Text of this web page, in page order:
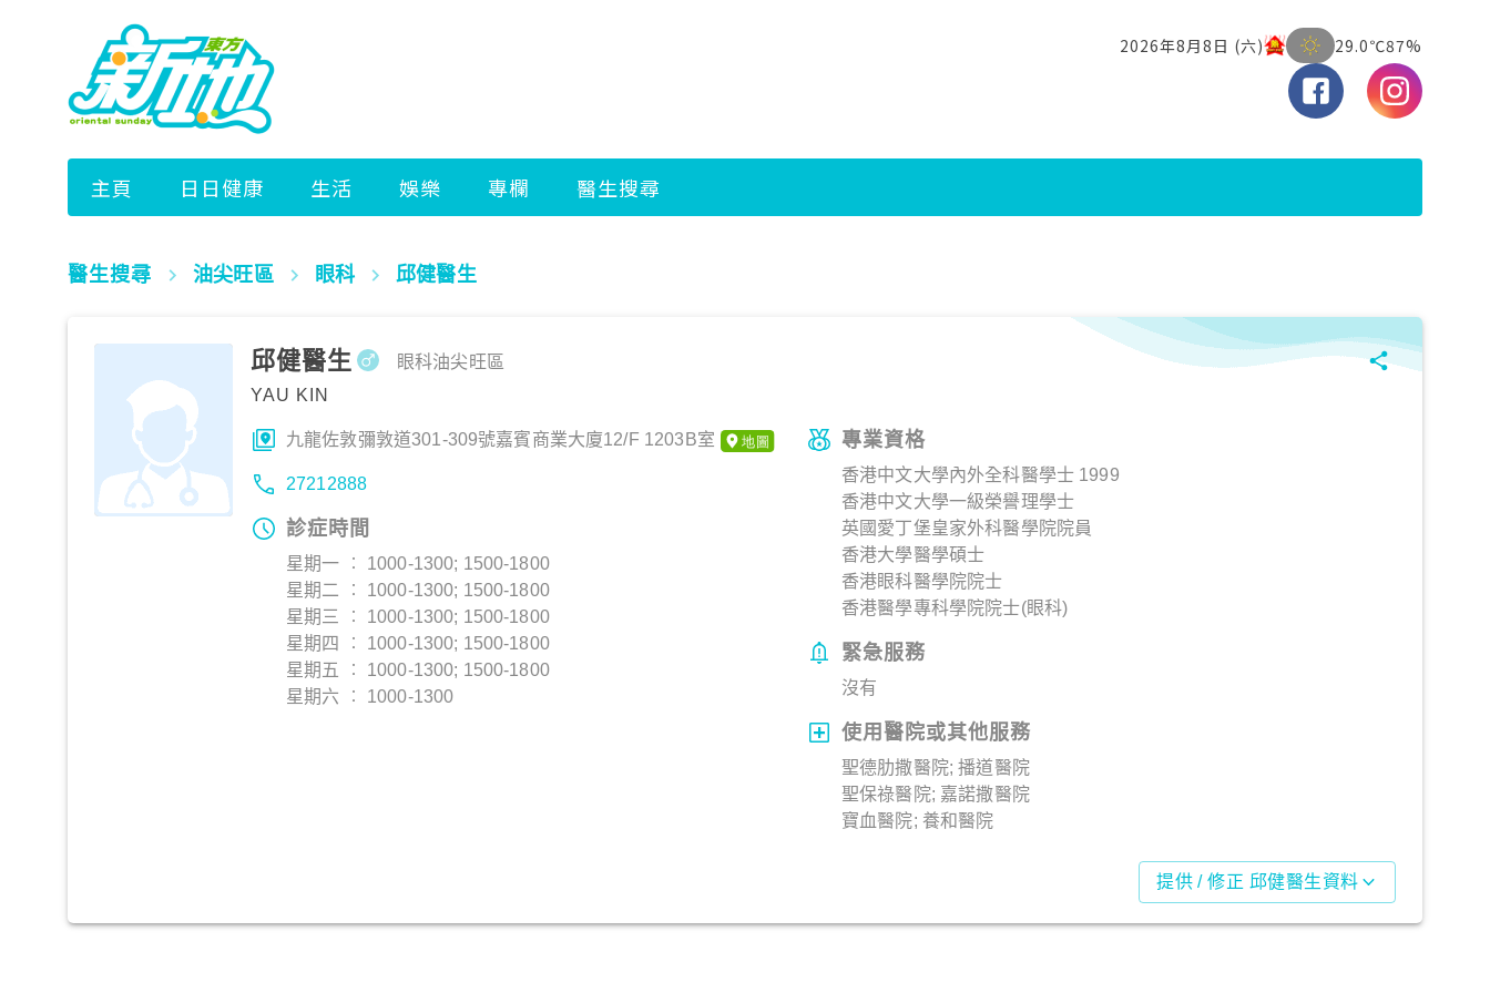
醫生搜尋 油尖旺區 眼科 邱健醫生
邱健醫生
YAU KIN
眼科油尖旺區
九龍佐敦彌敦道301-309號嘉賓商業大廈12/F 1203B室
27212888
診症時間
星期一 ︰ 1000-1300; 1500-1800
星期二 ︰ 1000-1300; 1500-1800
星期三 ︰ 1000-1300; 1500-1800
星期四 ︰ 1000-1300; 1500-1800
星期五 ︰ 1000-1300; 1500-1800
星期六 ︰ 1000-1300
專業資格
香港中文大學內外全科醫學士 1999
香港中文大學一級榮譽理學士
英國愛丁堡皇家外科醫學院院員
香港大學醫學碩士
香港眼科醫學院院士
香港醫學專科學院院士(眼科)
緊急服務
沒有
使用醫院或其他服務
聖德肋撒醫院; 播道醫院
聖保祿醫院; 嘉諾撒醫院
寶血醫院; 養和醫院
提供 / 修正 邱健醫生資料